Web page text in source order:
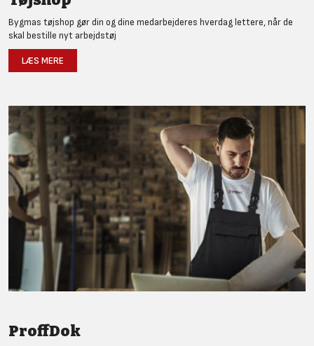
Bygmas tøjshop gør din og dine medarbejderes hverdag lettere, når de
skal bestille nyt arbejdstøj
LÆS MERE
ProffDok